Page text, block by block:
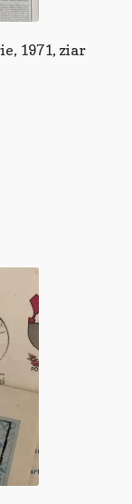
1971, ziar